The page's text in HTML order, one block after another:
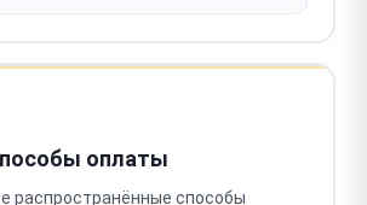
оплаты
распространённые способы